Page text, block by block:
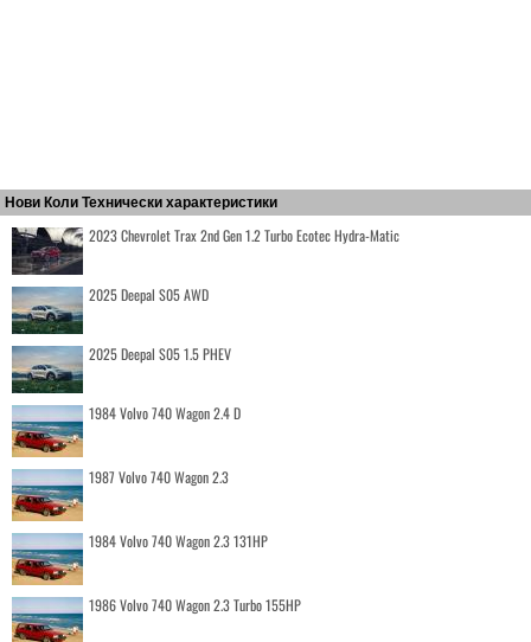
Нови Коли Технически характеристики
2023 Chevrolet Trax 2nd Gen 1.2 Turbo Ecotec Hydra-Matic
2025 Deepal S05 AWD
2025 Deepal S05 1.5 PHEV
1984 Volvo 740 Wagon 2.4 D
1987 Volvo 740 Wagon 2.3
1984 Volvo 740 Wagon 2.3 131HP
1986 Volvo 740 Wagon 2.3 Turbo 155HP